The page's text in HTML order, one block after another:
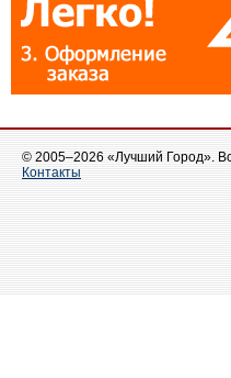
© 2005–2026 «Лучший Город».
Контакты